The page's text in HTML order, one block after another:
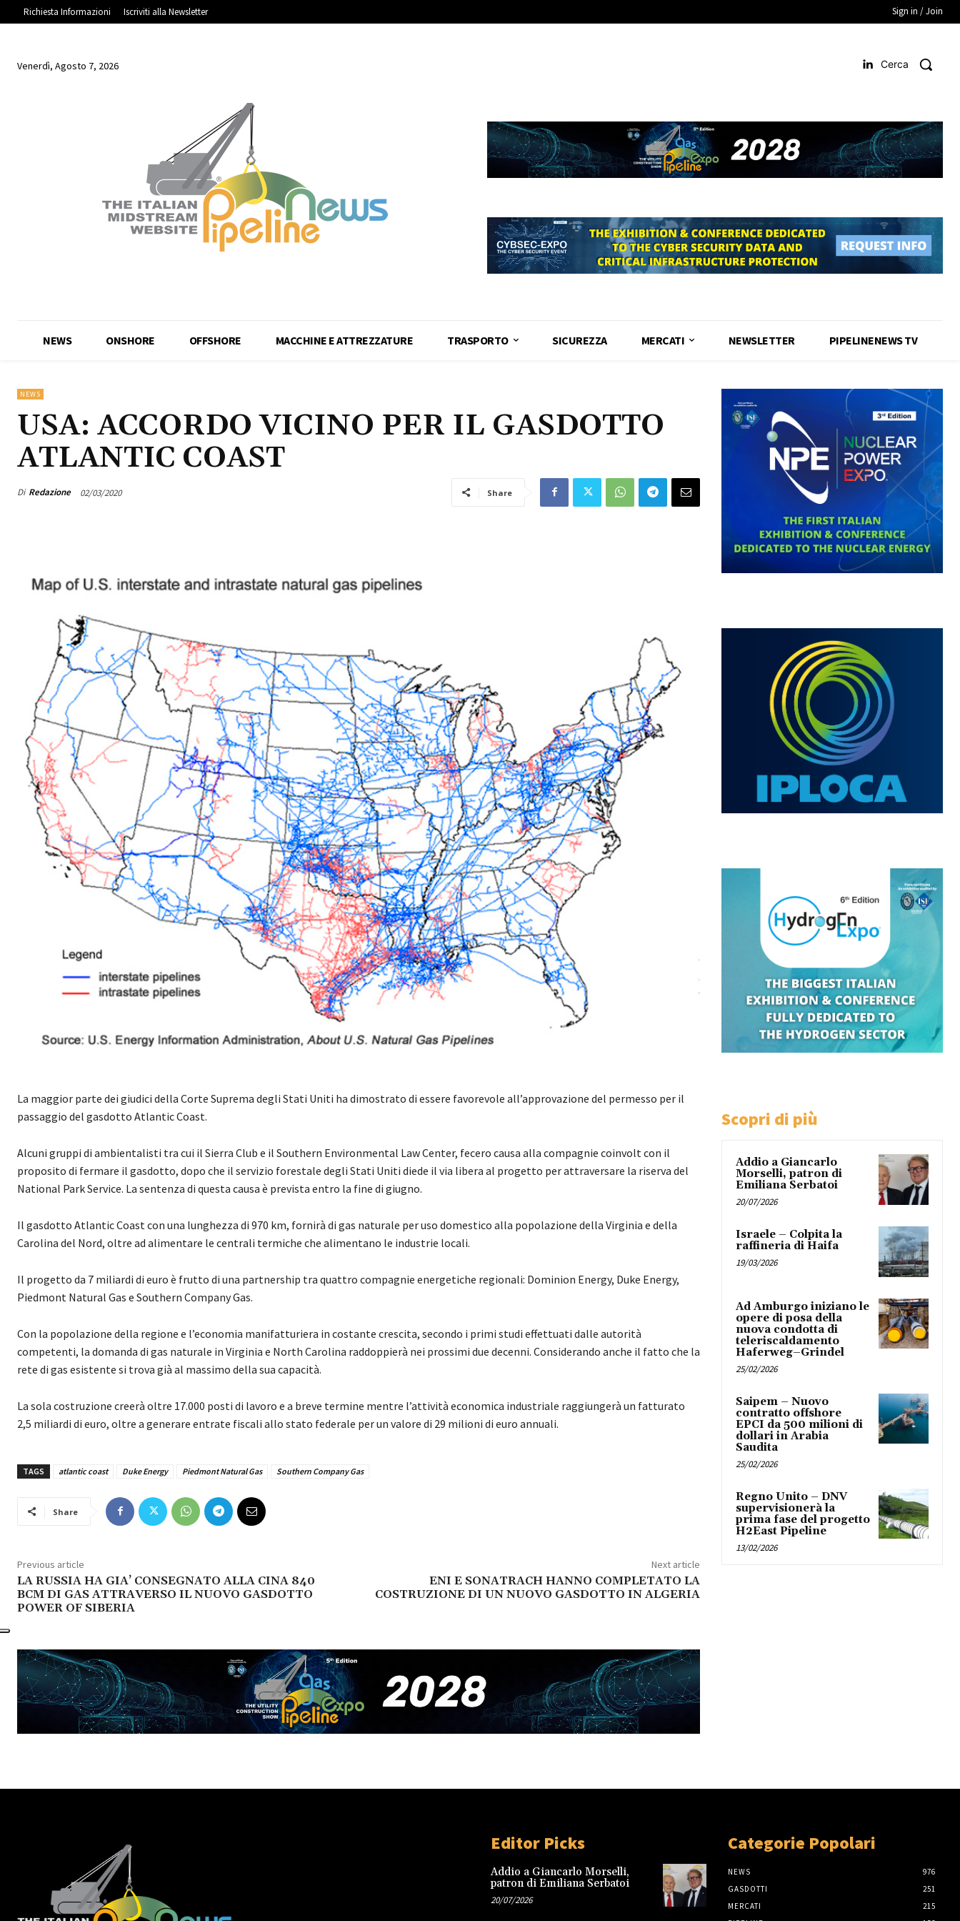
Richiesta Informazioni Iscriviti alla Newsletter Sign in / Join
Venerdì, Agosto 7, 2026 Cerca
NEWS ONSHORE OFFSHORE MACCHINE E ATTREZZATURE TRASPORTO SICUREZZA MERCATI NEWSLETTER PIPELINENEWS TV
NEWS
USA: ACCORDO VICINO PER IL GASDOTTO
ATLANTIC COAST
Di Redazione 02/03/2020 Share
La maggior parte dei giudici della Corte Suprema degli Stati Uniti ha dimostrato di essere favorevole all’approvazione del permesso per il
passaggio del gasdotto Atlantic Coast.
Alcuni gruppi di ambientalisti tra cui il Sierra Club e il Southern Environmental Law Center, fecero causa alla compagnie coinvolt con il
proposito di fermare il gasdotto, dopo che il servizio forestale degli Stati Uniti diede il via libera al progetto per attraversare la riserva del
National Park Service. La sentenza di questa causa è prevista entro la fine di giugno.
Il gasdotto Atlantic Coast con una lunghezza di 970 km, fornirà di gas naturale per uso domestico alla popolazione della Virginia e della
Carolina del Nord, oltre ad alimentare le centrali termiche che alimentano le industrie locali.
Il progetto da 7 miliardi di euro è frutto di una partnership tra quattro compagnie energetiche regionali: Dominion Energy, Duke Energy,
Piedmont Natural Gas e Southern Company Gas.
Con la popolazione della regione e l’economia manifatturiera in costante crescita, secondo i primi studi effettuati dalle autorità
competenti, la domanda di gas naturale in Virginia e North Carolina raddoppierà nei prossimi due decenni. Considerando anche il fatto che la
rete di gas esistente si trova già al massimo della sua capacità.
La sola costruzione creerà oltre 17.000 posti di lavoro e a breve termine mentre l’attività economica industriale raggiungerà un fatturato
2,5 miliardi di euro, oltre a generare entrate fiscali allo stato federale per un valore di 29 milioni di euro annuali.
TAGS atlantic coast Duke Energy Piedmont Natural Gas Southern Company Gas
Share
Previous article
LA RUSSIA HA GIA’ CONSEGNATO ALLA CINA 840
BCM DI GAS ATTRAVERSO IL NUOVO GASDOTTO
POWER OF SIBERIA
Next article
ENI E SONATRACH HANNO COMPLETATO LA
COSTRUZIONE DI UN NUOVO GASDOTTO IN ALGERIA
Scopri di più
Addio a Giancarlo
Morselli, patron di
Emiliana Serbatoi
20/07/2026
Israele – Colpita la
raffineria di Haifa
19/03/2026
Ad Amburgo iniziano le
opere di posa della
nuova condotta di
teleriscaldamento
Haferweg–Grindel
25/02/2026
Saipem – Nuovo
contratto offshore
EPCI da 500 milioni di
dollari in Arabia
Saudita
25/02/2026
Regno Unito – DNV
supervisionerà la
prima fase del progetto
H2East Pipeline
13/02/2026
Editor Picks
Addio a Giancarlo Morselli,
patron di Emiliana Serbatoi
20/07/2026
Categorie Popolari
NEWS
976
GASDOTTI
251
MERCATI
215